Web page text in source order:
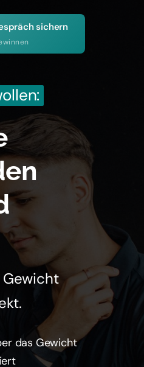
sichern
Gewicht
das Gewicht